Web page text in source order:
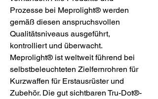
Prozesse bei Meprolight® werden
gemäß diesen anspruchsvollen
Qualitätsniveaus ausgeführt,
kontrolliert und überwacht.
Meprolight® ist weltweit führend bei
selbstbeleuchteten Zielfernrohren für
Kurzwaffen für Erstausrüster und
Zubehör. Die gut sichtbaren Tru-Dot®-